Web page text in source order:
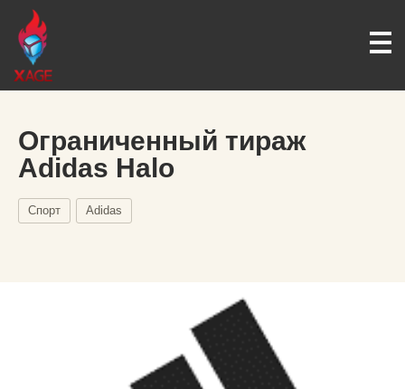
Ограниченный тираж
Adidas Halo
Спорт Adidas